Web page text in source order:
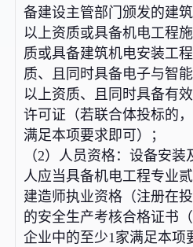
备建设主管部门颁发的建
以上资质或具备机电工程
质或具备建筑机电安装工
质、且同时具备电子与智
以上资质、且同时具备有
许可证（若联合体投标的
满足本项要求即可）；
（2）人员资格：设备安
人应当具备机电工程专业
建造师执业资格（注册在
的安全生产考核合格证书
企业中的至少1家满足本项